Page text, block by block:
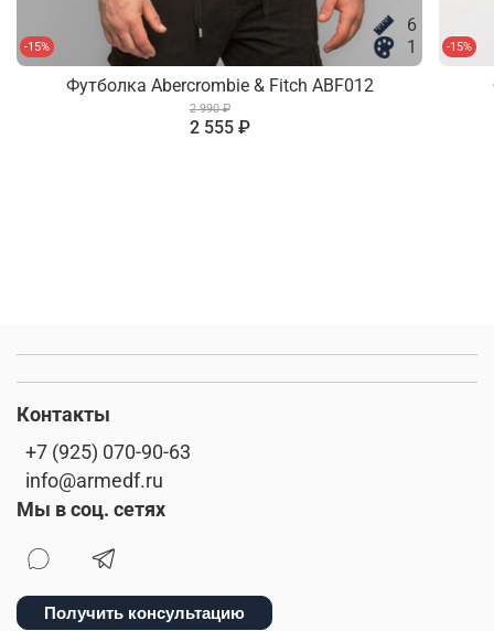
-15%
6
1
Футболка Abercrombie & Fitch ABF012
2 990 ₽
2 555 ₽
-15%
Контакты
+7 (925) 070-90-63
info@armedf.ru
Мы в соц. сетях
Получить консультацию